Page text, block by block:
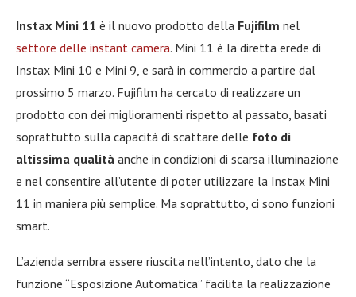
Instax Mini 11 è il nuovo prodotto della Fujifilm nel
settore delle instant camera. Mini 11 è la diretta erede di
Instax Mini 10 e Mini 9, e sarà in commercio a partire dal
prossimo 5 marzo. Fujifilm ha cercato di realizzare un
prodotto con dei miglioramenti rispetto al passato, basati
soprattutto sulla capacità di scattare delle foto di
altissima qualità anche in condizioni di scarsa illuminazione
e nel consentire all’utente di poter utilizzare la Instax Mini
11 in maniera più semplice. Ma soprattutto, ci sono funzioni
smart.
L’azienda sembra essere riuscita nell’intento, dato che la
funzione “Esposizione Automatica” facilita la realizzazione